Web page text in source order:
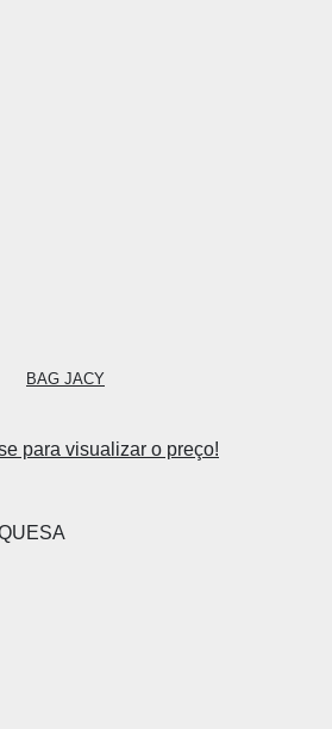
BAG JACY
para visualizar o preço!